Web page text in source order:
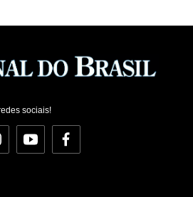
sociais!
YouTubeFacebook